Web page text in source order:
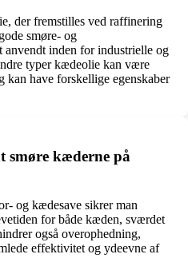
der fremstilles ved raffinering
smøre- og
inden for industrielle og
typer kædeolie kan være
kan have forskellige egenskaber
smøre kæderne på
og kædesave sikrer man
for både kæden, sværdet
også overophedning,
effektivitet og ydeevne af